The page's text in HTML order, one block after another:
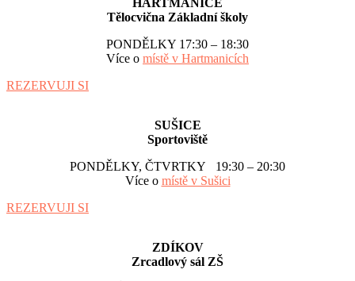
HARTMANICE
Tělocvična Základní školy
PONDĚLKY 17:30 – 18:30
Více o místě v Hartmanicích
REZERVUJI SI
SUŠICE
Sportoviště
PONDĚLKY, ČTVRTKY 19:30 – 20:30
Více o místě v Sušici
REZERVUJI SI
ZDÍKOV
Zrcadlový sál ZŠ